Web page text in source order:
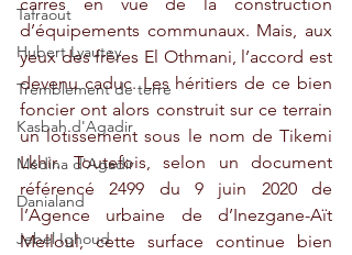
Tafraout
Hubert Lyautey
Tremblement de terre
Kasbah d'Agadir
Médina d'Agadir
Danialand
Jebel Ighoud
d’équipements communaux. Mais, aux
yeux des frères El Othmani, l’accord est
devenu caduc. Les héritiers de ce bien
foncier ont alors construit sur ce terrain
un lotissement sous le nom de Tikemi
Lkhir. Toutefois, selon un document
référencé 2499 du 9 juin 2020 de
l’Agence urbaine de d’Inezgane-Aït
Melloul, cette surface continue bien